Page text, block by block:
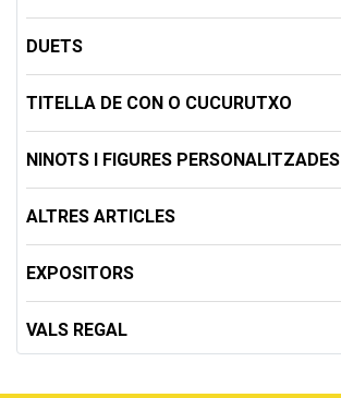
DUETS
TITELLA DE CON O CUCURUTXO
NINOTS I FIGURES PERSONALITZADES
ALTRES ARTICLES
EXPOSITORS
VALS REGAL